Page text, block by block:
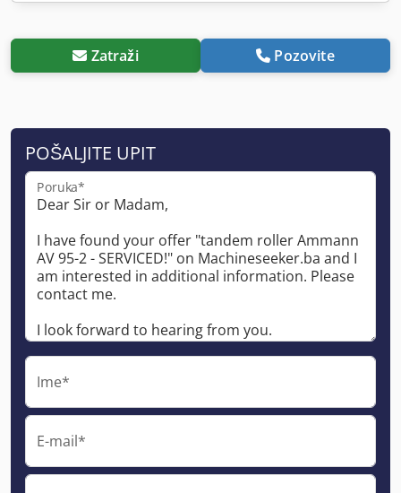
Zatraži Pozovite
POŠALJITE UPIT
Poruka*
Ime*
E-mail*